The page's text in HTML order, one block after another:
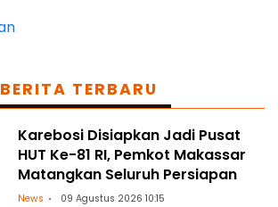
BERITA TERBARU
Karebosi Disiapkan Jadi Pusat
HUT Ke-81 RI, Pemkot Makassar
Matangkan Seluruh Persiapan
News 09 Agustus 2026 10:15